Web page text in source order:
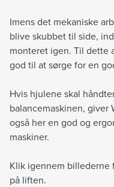
Imens det mekaniske
blive skubbet til side,
monteret igen. Til dette
god til at sørge for en
Hvis hjulene skal
balancemaskinen, giver
også her en god og
maskiner.
Klik igennem billederne
på liften.